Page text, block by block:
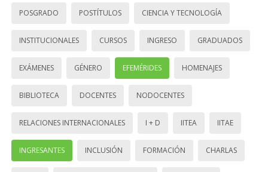
POSGRADO POSTÍTULOS CIENCIA Y TECNOLOGÍA
INSTITUCIONALES CURSOS INGRESO GRADUADOS
EXÁMENES GÉNERO EFEMÉRIDES HOMENAJES
BIBLIOTECA DOCENTES NODOCENTES
RELACIONES INTERNACIONALES I + D IITEA IITAE
INGRESANTES INCLUSIÓN FORMACIÓN CHARLAS